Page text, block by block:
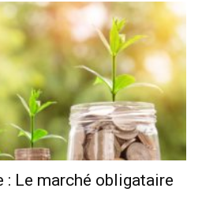
: Le marché obligataire